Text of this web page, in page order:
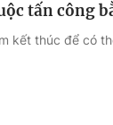
tấn công
kết thúc để có